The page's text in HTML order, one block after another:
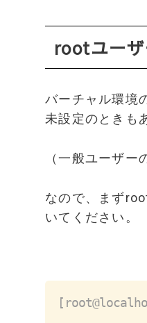
rootユー
バーチャル環境
未設定のときも
（一般ユーザー
なので、まず
いてください。